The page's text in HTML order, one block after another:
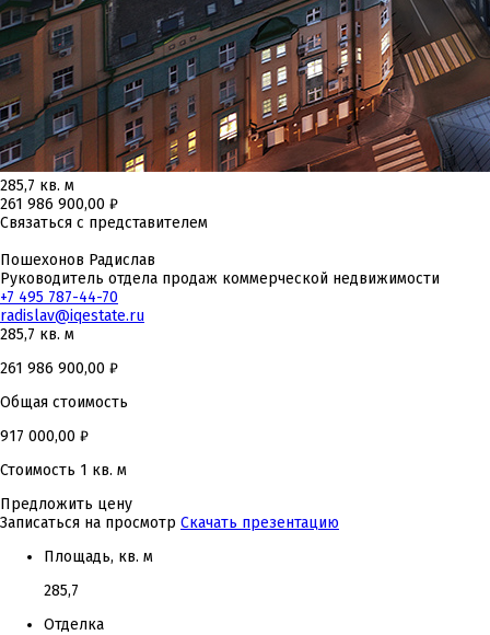
285,7 кв. м
261 986 900,00 ₽
Связаться с представителем
Пошехонов Радислав
Руководитель отдела продаж коммерческой недвижимости
+7 495 787-44-70
radislav@iqestate.ru
285,7 кв. м
261 986 900,00 ₽
Общая стоимость
917 000,00 ₽
Стоимость 1 кв. м
Предложить цену
Записаться на просмотр Скачать презентацию
Площадь, кв. м
285,7
Отделка